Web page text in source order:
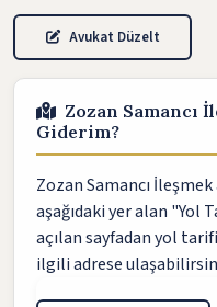
Avukat Düzelt
Zozan Samancı
Giderim?
Zozan Samancı
aşağıdaki yer alan "Yol
açılan sayfadan yol
ilgili adrese